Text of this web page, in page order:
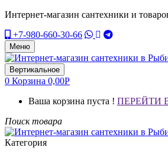
Интернет-магазин сантехники и
+7-980-660-30-66
Меню
Вертикальное
0 Корзина 0,00Р
Ваша корзина пуста ! ПЕРЕЙТИ
Поиск товара
Категория